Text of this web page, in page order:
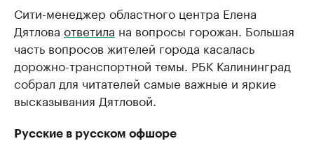
Сити-менеджер областного центра Елена
Дятлова ответила на вопросы горожан. Большая
часть вопросов жителей города касалась
дорожно-транспортной темы. РБК Калининград
собрал для читателей самые важные и яркие
высказывания Дятловой.
Русские в русском офшоре